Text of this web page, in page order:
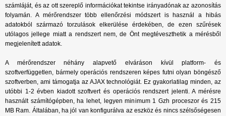
számláját, és az ott szereplő információkat tekintse irányadónak az azonosítás
folyamán. A mérőrendszer több ellenőrzési módszert is használ a hibás
adatokból származó torzulások elkerülése érdekében, de ezen szűrések
utólagos jellege miatt a rendszert nem, de Önt megtéveszthetik a mérésből
megjelenített adatok.
A mérőrendszer néhány alapvető elváráson kívül platform- és
szoftverfüggetlen, bármely operációs rendszeren képes futni olyan böngésző
szoftverben, ami támogatja az AJAX technológiát. Ez gyakorlatilag minden, az
utóbbi 1-2 évben kiadott szoftvert és operációs rendszert jelenti. A mérésre
használt számítógépben, ha lehet, legyen minimum 1 Gzh proceszor és 215
MB Ram. Általában, ha jól van konfigurálva az eszköz és nincs szélsőségesen